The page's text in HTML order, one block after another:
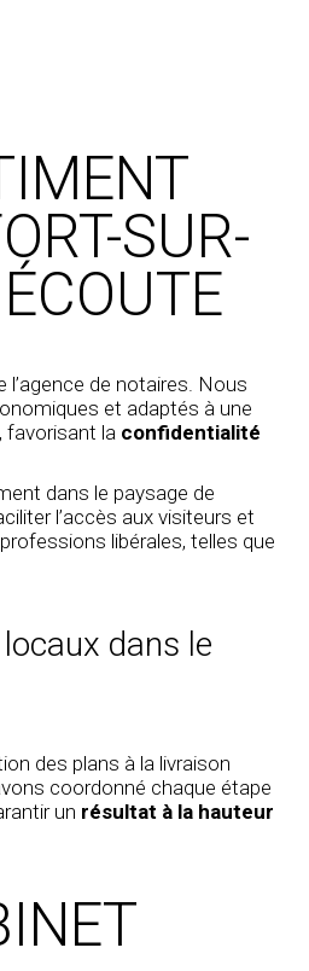
SUR-
de notaires. Nous
et adaptés à une
favorisant la confidentialité
dans le paysage de
l’accès aux visiteurs et
libérales, telles que
dans le
des plans à la livraison
coordonné chaque étape
un résultat à la hauteur